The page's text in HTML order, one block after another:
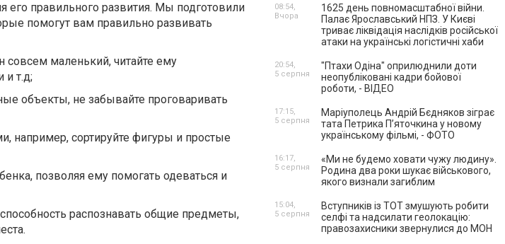
правильного развития. Мы подготовили
помогут вам правильно развивать
маленький, читайте ему
и т.д;
объекты, не забывайте проговаривать
сортируйте фигуры и простые
позволяя ему помогать одеваться и
распознавать общие предметы,
1625 день повномасштабної війни.
Палає Ярославський НПЗ. У Києві
триває ліквідація наслідків російської
атаки на українські логістичні хаби
08:54,
Вчора
"Птахи Одіна" оприлюднили доти
неопубліковані кадри бойової
роботи, - ВІДЕО
20:54,
5 серпня
Маріуполець Андрій Бєдняков зіграє
тата Петрика П’яточкина у новому
українському фільмі, - ФОТО
17:15,
5 серпня
«Ми не будемо ховати чужу людину».
Родина два роки шукає військового,
якого визнали загиблим
16:17,
5 серпня
Вступників із ТОТ змушують робити
селфі та надсилати геолокацію:
правозахисники звернулися до МОН
15:04,
5 серпня